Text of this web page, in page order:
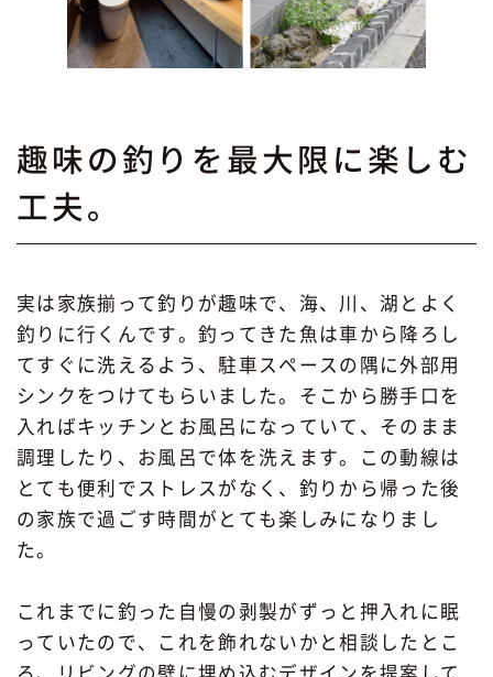
趣味の釣りを最大限に楽しむ
工夫。
実は家族揃って釣りが趣味で、海、川、湖とよく
釣りに行くんです。釣ってきた魚は車から降ろし
てすぐに洗えるよう、駐車スペースの隅に外部用
シンクをつけてもらいました。そこから勝手口を
入ればキッチンとお風呂になっていて、そのまま
調理したり、お風呂で体を洗えます。この動線は
とても便利でストレスがなく、釣りから帰った後
の家族で過ごす時間がとても楽しみになりまし
た。
これまでに釣った自慢の剥製がずっと押入れに眠
っていたので、これを飾れないかと相談したとこ